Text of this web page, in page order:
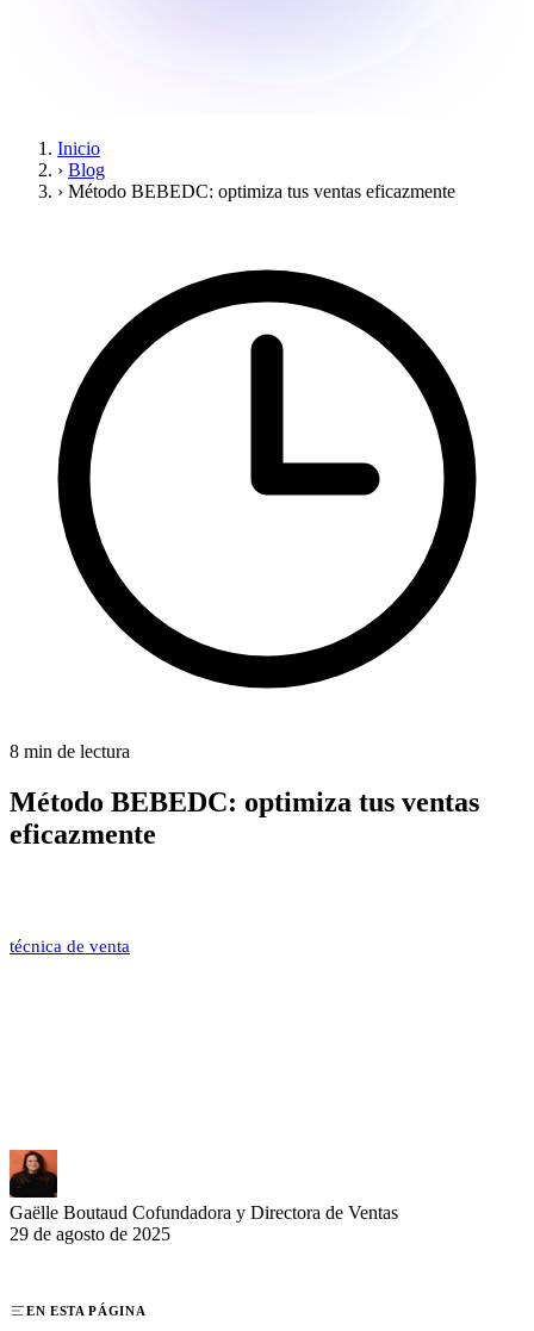
Inicio
› Blog
› Método BEBEDC: optimiza tus ventas eficazmente
8 min de lectura
Método BEBEDC: optimiza tus ventas
eficazmente
técnica de venta
Gaëlle Boutaud Cofundadora y Directora de Ventas
29 de agosto de 2025
EN ESTA PÁGINA